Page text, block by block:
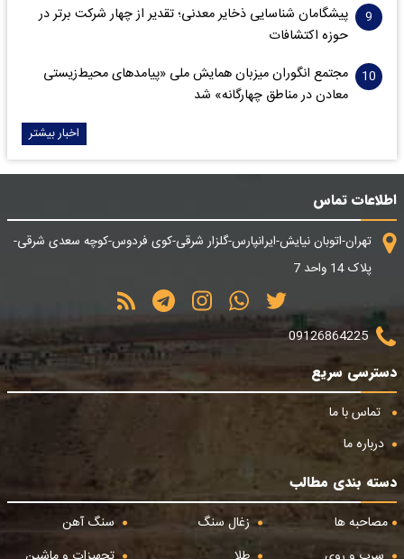
پیشگامان شناسایی ذخایر معدنی؛ تقدیر از چهار شرکت برتر در
حوزه اکتشافات‌
مجتمع انگوران میزبان همایش ملی «پیامدهای محیط‌زیستی
معادن در مناطق چهارگانه» شد
اخبار بیشتر
اطلاعات تماس
تهران-اتوبان نیایش-ایرانپارس-گلزار شرقی-کوی فردوس-کوچه سعدی شرقی-
پلاک 14 واحد 7
09126864225
دسترسی سریع
تماس با ما
درباره ما
دسته بندی مطالب
مصاحبه ها
زغال سنگ
سنگ آهن